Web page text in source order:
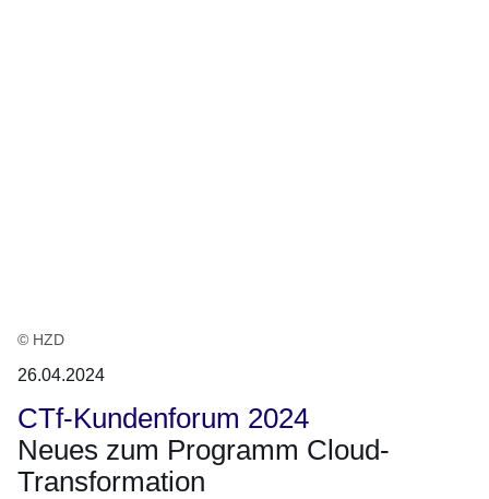
© HZD
26.04.2024
CTf-Kundenforum 2024
Neues zum Programm Cloud-
Transformation